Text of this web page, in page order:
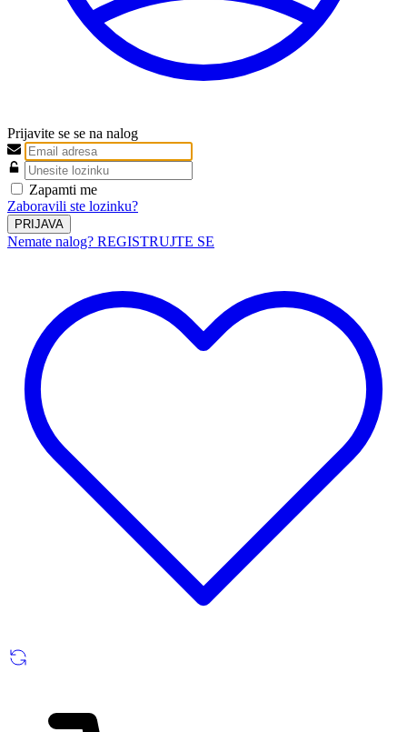
Prijavite se se na nalog
Zapamti me
Zaboravili ste lozinku?
PRIJAVA
Nemate nalog? REGISTRUJTE SE